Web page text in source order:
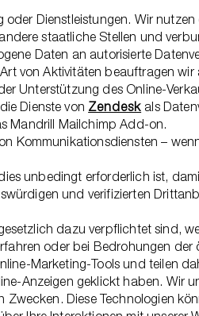
Dienstleistungen. Wir
staatliche Stellen und
Daten an autorisierte
von Aktivitäten beauftragen
Unterstützung des Online-
Dienste von Zendesk als
Mandrill Mailchimp Add-on.
Kommunikationsdiensten –
unbedingt erforderlich ist,
und verifizierten
dazu verpflichtet sind,
oder bei Bedrohungen
Marketing-Tools und teilen
Anzeigen geklickt haben. Wir
Zwecken. Diese Technologien